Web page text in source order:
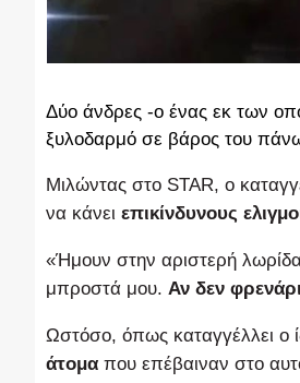
Δύο άνδρες -ο ένας εκ των
ξυλοδαρμό σε βάρος του
Μιλώντας στο STAR, ο
να κάνει επικίνδυνους
«Ήμουν στην αριστερή
μπροστά μου. Αν δεν
Ωστόσο, όπως καταγγέλλει ο
άτομα που επέβαιναν στο